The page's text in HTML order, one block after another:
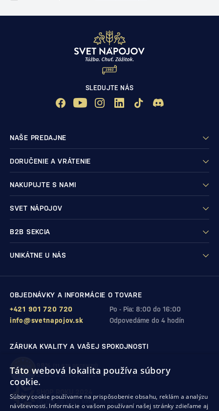
SLEDUJTE NÁS
NAŠE PREDAJNE
DORUČENIE A VRÁTENIE
NAKUPUJTE S NAMI
SVET NÁPOJOV
B2B SEKCIA
UNIKÁTNE U NÁS
OBJEDNÁVKY A INFORMÁCIE O TOVARE
Po - Pia: 8:00 do 16:00
+421 901 720 720
Odpovedáme do 4 hodín
info@svetnapojov.sk
ZÁRUKA KVALITY A VAŠEJ SPOKOJNOSTI
99% (11 978 RECENZIÍ)
zákazníkov odporúča nákup v našom obchode
10. rok po sebesme získali ocenenie od Heureka
Táto webová lokalita používa súbory
cookie.
Súbory cookie používame na prispôsobenie obsahu, reklám a analýzu
návštevnosti. Informácie o vašom používaní našej stránky zdieľame aj